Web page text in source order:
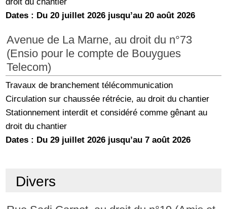
Dates : Du 20 juillet 2026 jusqu’au 20 août 2026
Avenue de La Marne, au droit du n°73
(Ensio pour le compte de Bouygues
Telecom)
Travaux de branchement télécommunication
Circulation sur chaussée rétrécie, au droit du chantier
Stationnement interdit et considéré comme gênant au
droit du chantier
Dates : Du 29 juillet 2026 jusqu’au 7 août 2026
Divers